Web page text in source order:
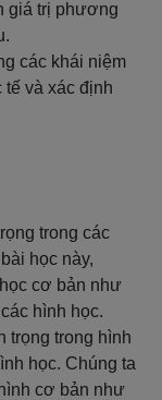
giá trị phương
các khái niệm
tế và xác định
trong các
học này,
cơ bản như
hình học.
trọng trong hình
học. Chúng ta
cơ bản như